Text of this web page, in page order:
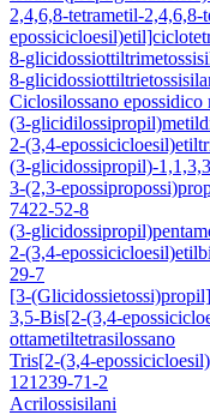
2,4,6,8-tetrametil-2,4,6,8-
8-
8-
Ciclosilossano
(3-
2-(3,4-
(3-glicidossipropil)-
3-(2,3-
7422-52-8
(3-
2-(3,4-
29-7
[3-
3,5-Bis[2-(3,4-
ottametiltetrasilossano
Tris[2-(3,4-
121239-71-2
Acrilossisilani